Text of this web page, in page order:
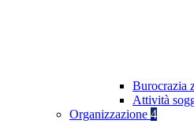
Burocrazia
Attività
Organizzazione 4